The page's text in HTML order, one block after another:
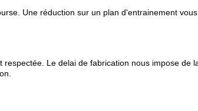
Une réduction sur un plan d'entrainement
Le delai de fabrication nous impose de